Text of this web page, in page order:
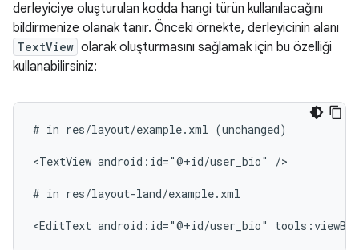
derleyiciye oluşturulan kodda hangi türün kullanılacağını
bildirmenize olanak tanır. Önceki örnekte, derleyicinin alanı
TextView olarak oluşturmasını sağlamak için bu özelliği
kullanabilirsiniz:
# in res/layout/example.xml (unchanged)
<TextView android:id="@+id/user_bio" />
# in res/layout-land/example.xml
<EditText android:id="@+id/user_bio"